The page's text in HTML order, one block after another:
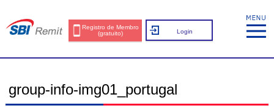
Registro de Membro
(gratuito)
Login
group-info-img01_portugal